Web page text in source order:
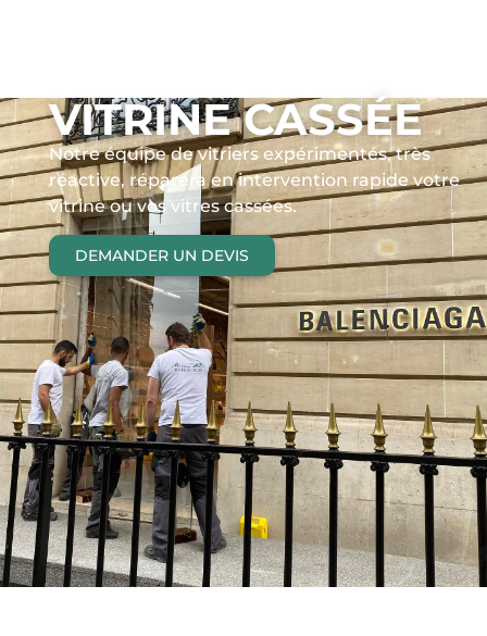
VITRINE CASSÉE
Notre équipe de vitriers expérimentés, très
réactive, réparera en intervention rapide votre
vitrine ou vos vitres cassées.
DEMANDER UN DEVIS